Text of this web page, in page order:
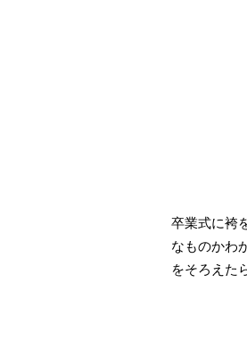
卒業式に袴
なものかわ
をそろえた